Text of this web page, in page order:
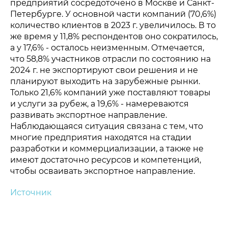
предприятий сосредоточено в Москве и Санкт-
Петербурге. У основной части компаний (70,6%)
количество клиентов в 2023 г. увеличилось. В то
же время у 11,8% респондентов оно сократилось,
а у 17,6% - осталось неизменным. Отмечается,
что 58,8% участников отрасли по состоянию на
2024 г. не экспортируют свои решения и не
планируют выходить на зарубежные рынки.
Только 21,6% компаний уже поставляют товары
и услуги за рубеж, а 19,6% - намереваются
развивать экспортное направление.
Наблюдающаяся ситуация связана с тем, что
многие предприятия находятся на стадии
разработки и коммерциализации, а также не
имеют достаточно ресурсов и компетенций,
чтобы осваивать экспортное направление.
Источник